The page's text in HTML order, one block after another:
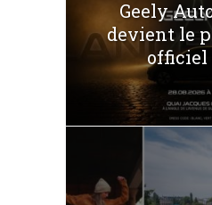
Geely
devient le
officiel